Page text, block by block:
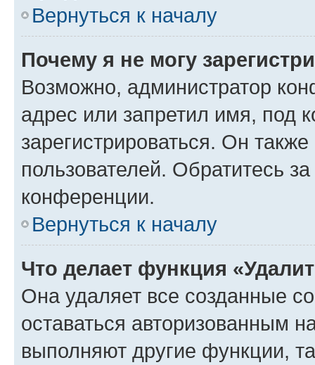
Вернуться к началу
Почему я не могу
Возможно, администратор
адрес или запретил имя, под
зарегистрироваться. Он
пользователей. Обратитесь
конференции.
Вернуться к началу
Что делает функция
Она удаляет все созданные
оставаться авторизованным
выполняют другие функции,